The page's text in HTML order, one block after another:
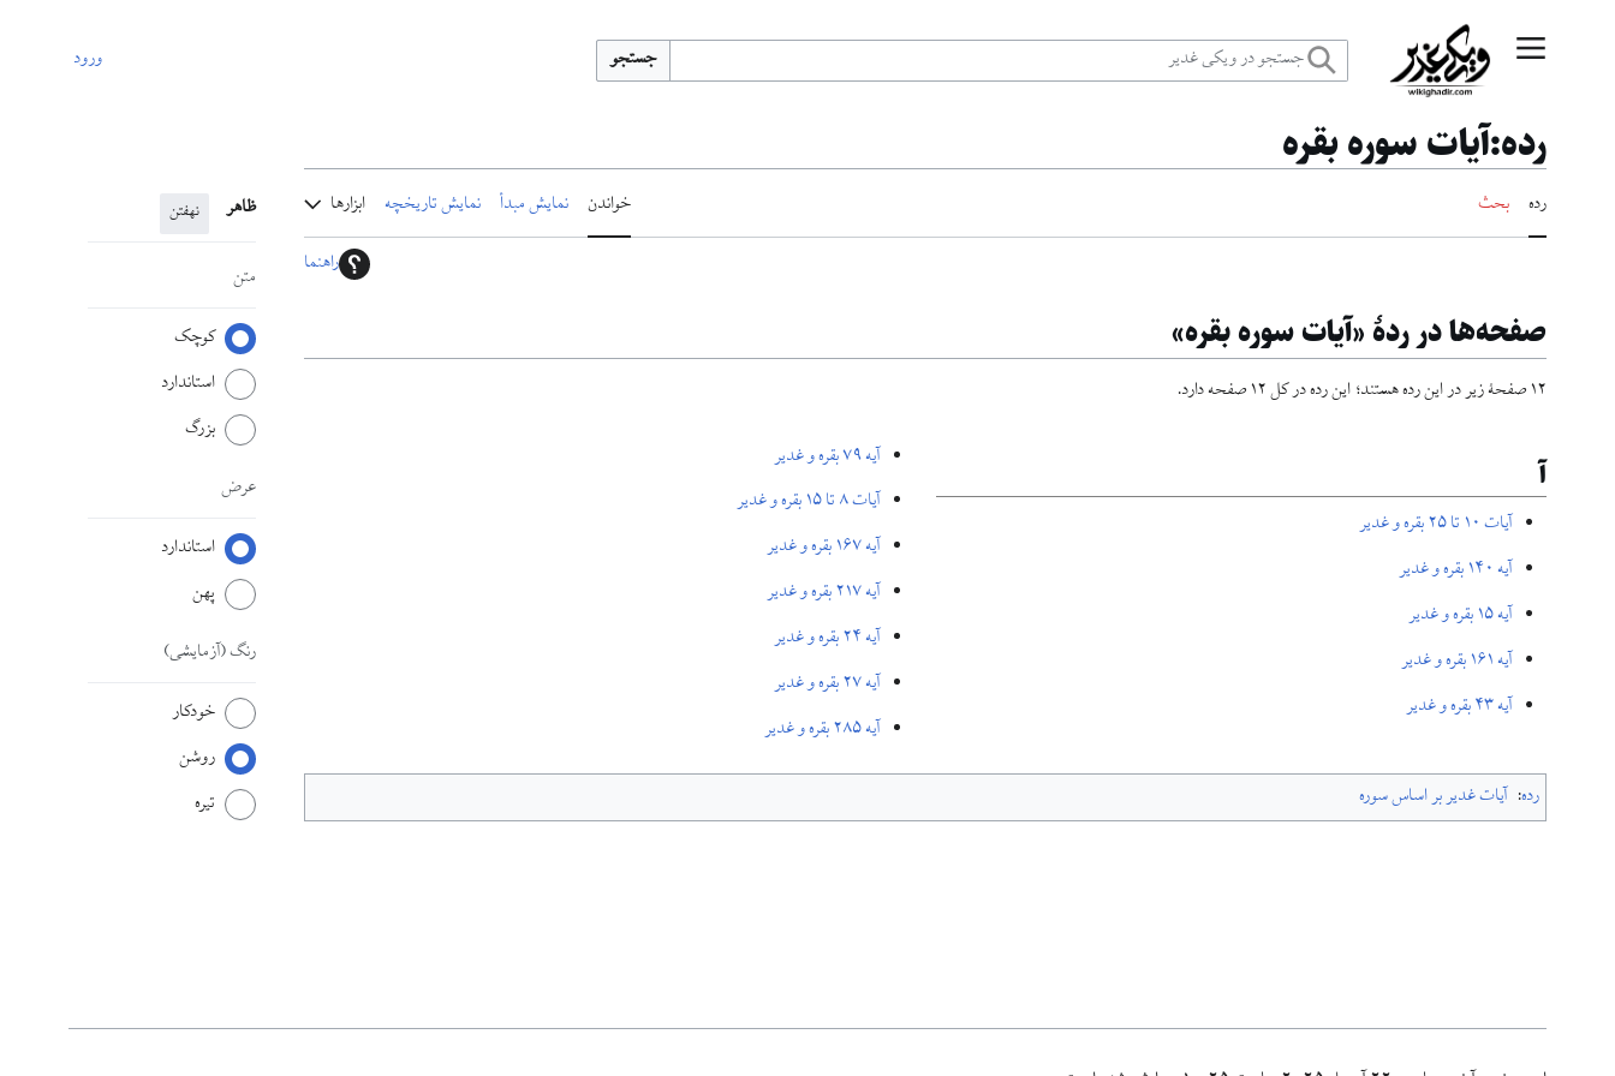
منوی اصلی جستجو ورود
رده:آیات سوره بقره
رده بحث خواندن نمایش مبدأ نمایش تاریخچه ابزارها ظاهر نهفتن
متن
کوچک
استاندارد
بزرگ
عرض
استاندارد
پهن
رنگ(آزمایشی)
خودکار
روشن
تیره
راهنما
صفحه‌ها در ردهٔ «آیات سوره بقره»
۱۲ صفحۀ زیر در این رده هستند؛ این رده در کل ۱۲ صفحه دارد.
آ
آيات ۱۰ تا ۲۵ بقره و غدیر
آيه ۱۴۰ بقره و غدیر
آيه ۱۵ بقره و غدیر
آيه ۱۶۱ بقره و غدیر
آيه ۴۳ بقره و غدیر
آيه ۷۹ بقره و غدیر
آیات ۸ تا ۱۵ بقره و غدیر
آیه ۱۶۷ بقره و غدیر
آیه ۲۱۷ بقره و غدیر
آیه ۲۴ بقره و غدیر
آیه ۲۷ بقره و غدیر
آیه ۲۸۵ بقره و غدیر
رده: آیات غدیر بر اساس سوره